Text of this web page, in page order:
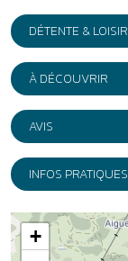
−
Adresse :